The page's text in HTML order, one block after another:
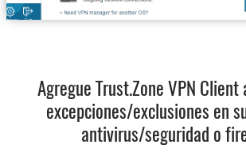
Agregue Trust.Zone VPN Client
excepciones/exclusiones en
antivirus/seguridad o